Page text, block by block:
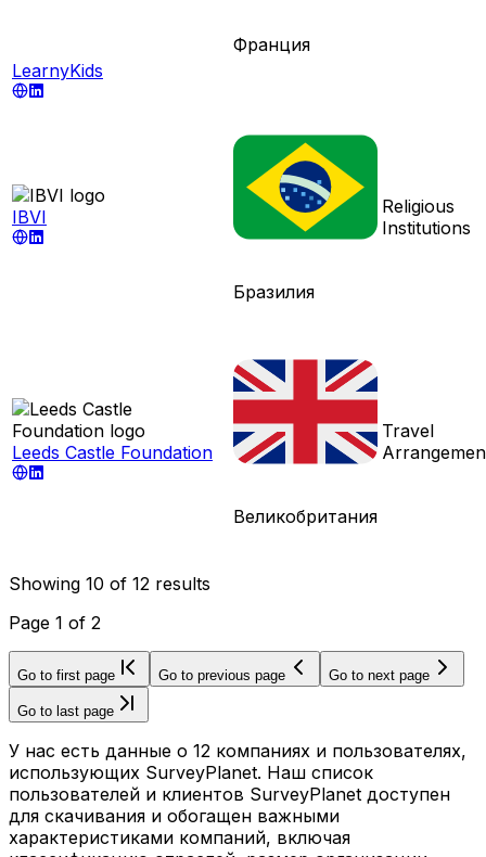
LearnyKids
Франция
IBVI
Бразилия
Religious
Institutions
Leeds Castle Foundation
Великобритания
Travel
Showing 10 of 12 results
Page 1 of 2
Go to first page Go to previous page Go to next page
Go to last page
У нас есть данные о 12 компаниях и пользователях,
использующих SurveyPlanet. Наш список
пользователей и клиентов SurveyPlanet доступен
для скачивания и обогащен важными
характеристиками компаний, включая